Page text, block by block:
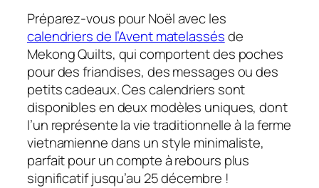
Préparez-vous pour Noël avec les
calendriers de l’Avent matelassésde
Mekong Quilts, qui comportent des poches
pour des friandises, des messages ou des
petits cadeaux. Ces calendriers sont
disponibles en deux modèles uniques, dont
l’un représente la vie traditionnelle à la ferme
vietnamienne dans un style minimaliste,
parfait pour un compte à rebours plus
significatif jusqu’au 25 décembre !